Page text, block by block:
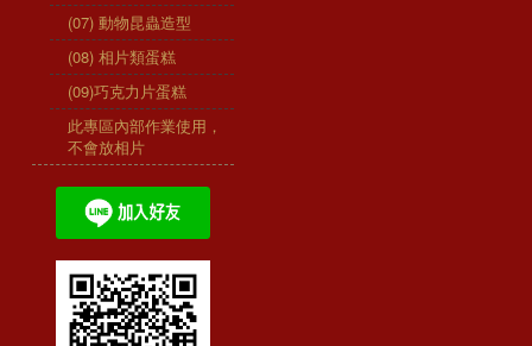
(07) 動物昆蟲造型
(08) 相片類蛋糕
(09)巧克力片蛋糕
此專區內部作業使用，
不會放相片